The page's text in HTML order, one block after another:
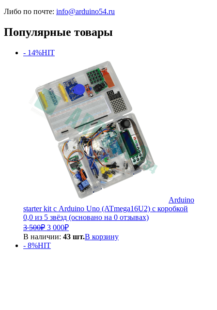
Либо по почте: info@arduino54.ru
Популярные товары
- 14%HIT
Arduino
starter kit с Arduino Uno (ATmega16U2) с коробкой
0,0 из 5 звёзд (основано на 0 отзывах)
3 500₽ Первоначальная
цена
составляла
3
3 000₽Текущая
цена:
В наличии: 43 шт.В корзину
- 8%HIT